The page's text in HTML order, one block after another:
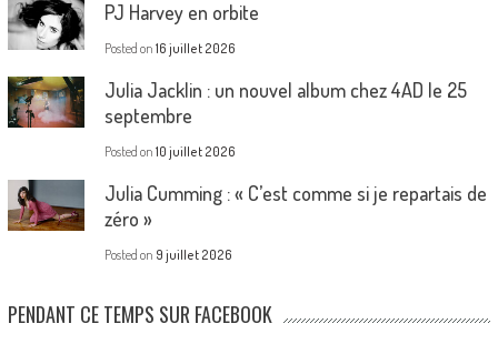
PJ Harvey en orbite
Posted on 16 juillet 2026
Julia Jacklin : un nouvel album chez 4AD le 25
septembre
Posted on 10 juillet 2026
Julia Cumming : « C’est comme si je repartais de
zéro »
Posted on 9 juillet 2026
PENDANT CE TEMPS SUR FACEBOOK